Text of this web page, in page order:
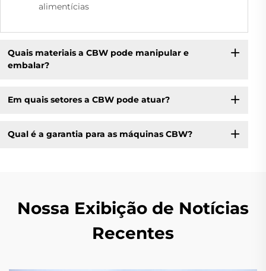
alimentícias
Quais materiais a CBW pode manipular e
embalar?
Em quais setores a CBW pode atuar?
Qual é a garantia para as máquinas CBW?
Nossa Exibição de Notícias
Recentes